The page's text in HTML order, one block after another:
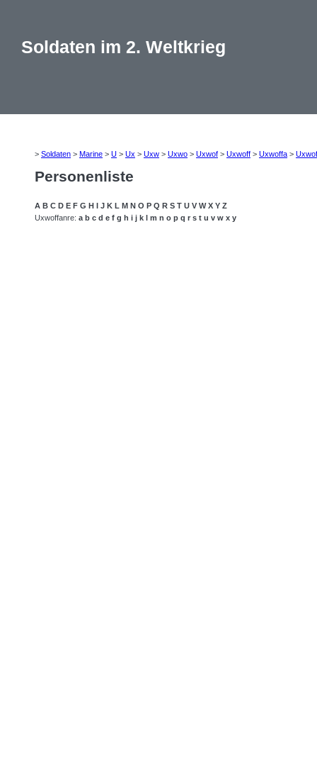
Soldaten im 2. Weltkrieg
> Soldaten > Marine > U > Ux > Uxw > Uxwo > Uxwof > Uxwoff > Uxwoffa >
Personenliste
A B C D E F G H I J K L M N O P Q R S T U V W X Y Z
Uxwoffanre: a b c d e f g h i j k l m n o p q r s t u v w x y